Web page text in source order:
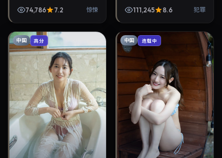
2021年11月24日正式上映。
74,786 7.2 惊悚 111,245 8.6 犯罪
中国 高分 中国 连载中